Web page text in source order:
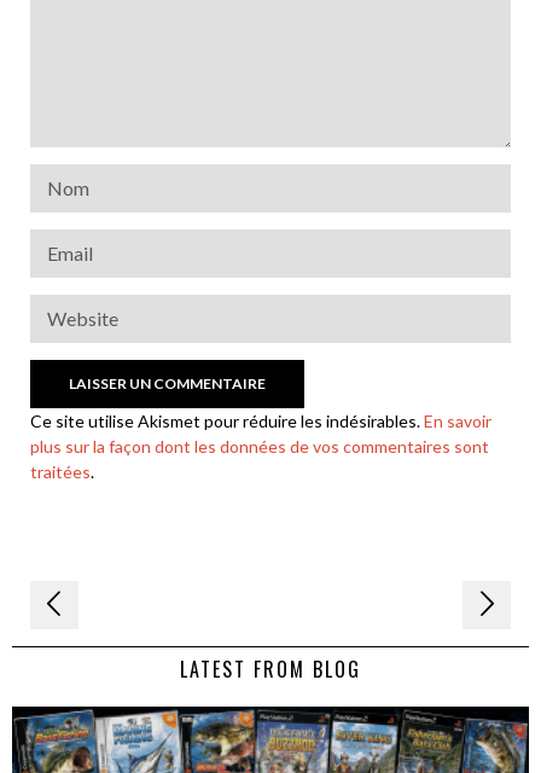
Ce site utilise Akismet pour réduire les indésirables.En savoir
plus sur la façon dont les données de vos commentaires sont
traitées.
Navigation
de LATEST FROM BLOG